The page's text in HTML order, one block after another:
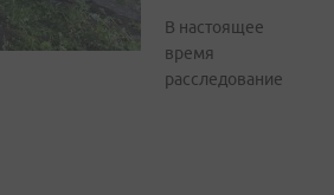
В настоящее
время
расследование